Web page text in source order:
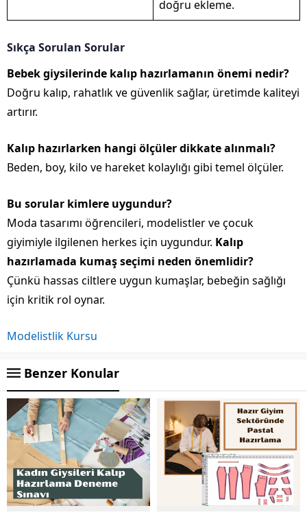
doğru ekleme.
Sıkça Sorulan Sorular
Bebek giysilerinde kalıp hazırlamanın önemi nedir?
Doğru kalıp, rahatlık ve güvenlik sağlar, üretimde kaliteyi
artırır.
Kalıp hazırlarken hangi ölçüler dikkate alınmalı?
Beden, boy, kilo ve hareket kolaylığı gibi temel ölçüler.
Bu sorular kimlere uygundur?
Moda tasarımı öğrencileri, modelistler ve çocuk
giyimiyle ilgilenen herkes için uygundur. Kalıp
hazırlamada kumaş seçimi neden önemlidir?
Çünkü hassas ciltlere uygun kumaşlar, bebeğin sağlığı
için kritik rol oynar.
Modelistlik Kursu
Benzer Konular